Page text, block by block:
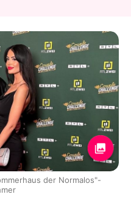
der Normalos"-